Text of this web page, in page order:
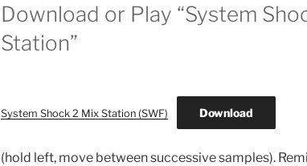
Download or Play “System
Station”
System Shock 2 Mix Station (SWF) Download
(hold left, move between successive samples).